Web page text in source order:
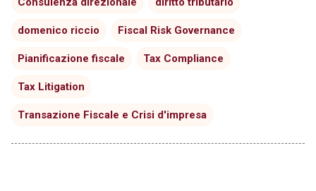
domenico riccio Fiscal Risk Governance
Pianificazione fiscale Tax Compliance
Tax Litigation
Transazione Fiscale e Crisi d'impresa